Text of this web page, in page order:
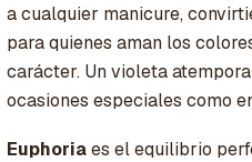
a cualquier manicure,
para quienes aman los
carácter. Un violeta
ocasiones especiales como
Euphoriaes el equilibrio